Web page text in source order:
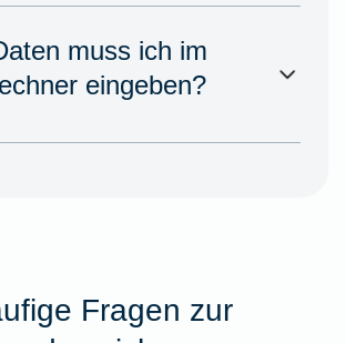
muss ich im
eingeben?
Fragen zur